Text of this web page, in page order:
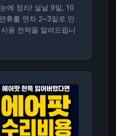
에 정리! 설날 9일, 10
휴를 연차 2~3일로 만
용 전략을 알려드립니